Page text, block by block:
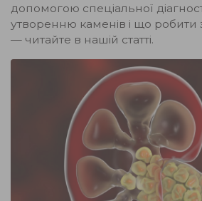
допомогою спеціальної
утворенню каменів і що
— читайте в нашій статті.